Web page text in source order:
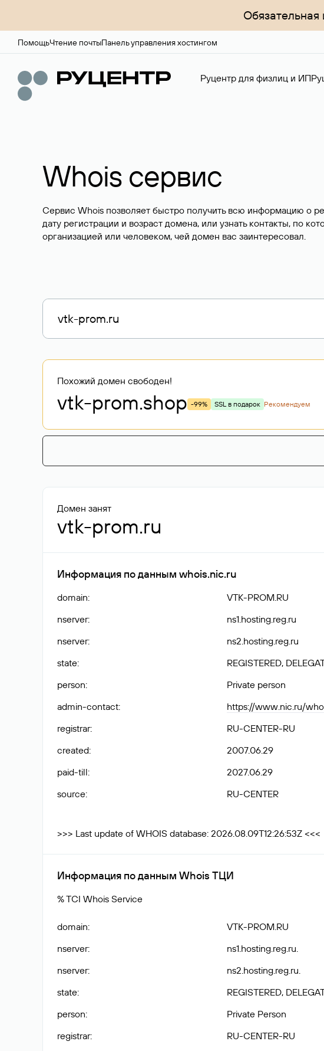
ПомощьЧтение почтыПанель управления хостингом
Руцентр для физлиц и ИП
Whois сервис
Сервис Whois позволяет быстро получить всю информацию о
дату регистрации и возраст домена, или узнать контакты, по
организацией или человеком, чей домен вас заинтересовал.
Похожий домен свободен!
vtk-prom.shop -99% SSL в подарок Рекомендуем
Домен занят
vtk-prom.ru
Информация по данным whois.nic.ru
domain:
VTK-PROM.RU
nserver:
ns1.hosting.reg.ru
nserver:
ns2.hosting.reg.ru
state:
REGISTERED,
person:
Private person
admin-contact:
https://www.nic.ru/
registrar:
RU-CENTER-RU
created:
2007.06.29
paid-till:
2027.06.29
source: RU-CENTER
>>> Last update of WHOIS database: 2026.08.09T12:26:53Z <<<
Информация по данным Whois ТЦИ
% TCI Whois Service
domain:
VTK-PROM.RU
nserver:
ns1.hosting.reg.ru.
nserver:
ns2.hosting.reg.ru.
state:
REGISTERED,
person:
Private Person
registrar:
RU-CENTER-RU